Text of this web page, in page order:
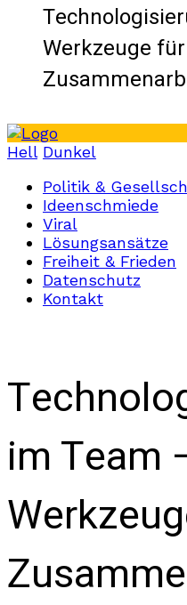
Werkzeuge
Hell Dunkel
Politik &
Ideenschmiede
Viral
Lösungsansätze
Freiheit & Frieden
Datenschutz
Kontakt
im Team